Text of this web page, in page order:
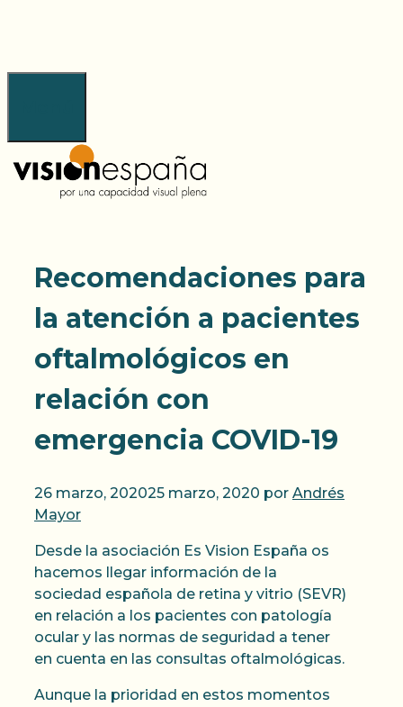
Recomendaciones para
la atención a pacientes
oftalmológicos en
relación con
emergencia COVID-19
26 marzo, 202025 marzo, 2020 por Andrés
Mayor
Desde la asociación Es Vision España os
hacemos llegar información de la
sociedad española de retina y vitrio (SEVR)
en relación a los pacientes con patología
ocular y las normas de seguridad a tener
en cuenta en las consultas oftalmológicas.
Aunque la prioridad en estos momentos